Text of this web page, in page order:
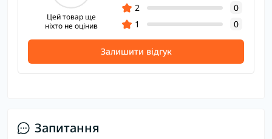
Цей товар ще
ніхто не оцінив
2
0
1
0
Залишити відгук
Запитання